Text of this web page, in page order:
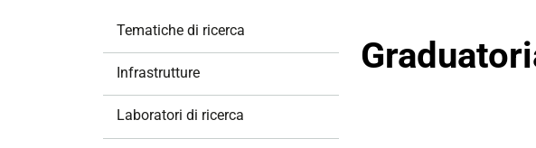
Tematiche di ricerca
Infrastrutture
Laboratori di ricerca